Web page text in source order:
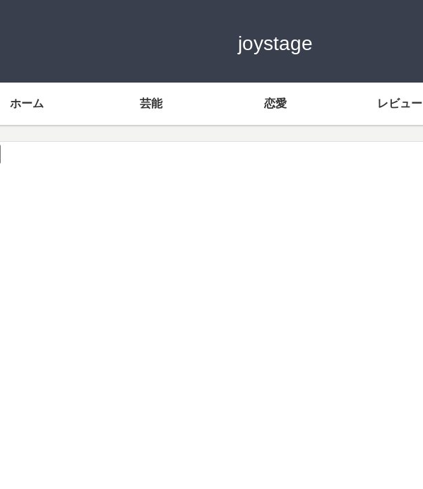
joystage
ホーム 芸能 恋愛 レビュー